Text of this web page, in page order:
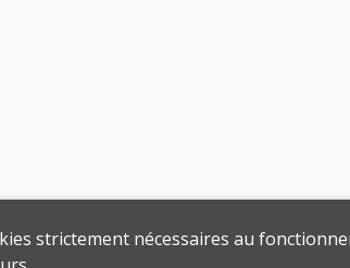
strictement nécessaires au